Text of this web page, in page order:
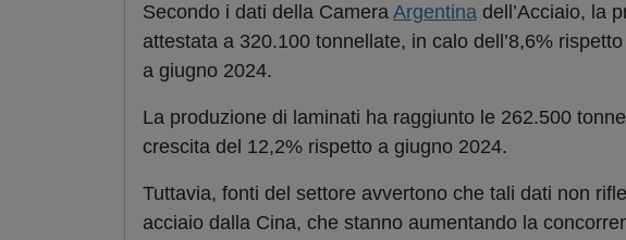
Secondo i dati della Camera Argentina dell’Acciaio, la
attestata a 320.100 tonnellate, in calo dell’8,6%
a giugno 2024.
La produzione di laminati ha raggiunto le 262.500
crescita del 12,2% rispetto a giugno 2024.
Tuttavia, fonti del settore avvertono che tali dati non
acciaio dalla Cina, che stanno aumentando la